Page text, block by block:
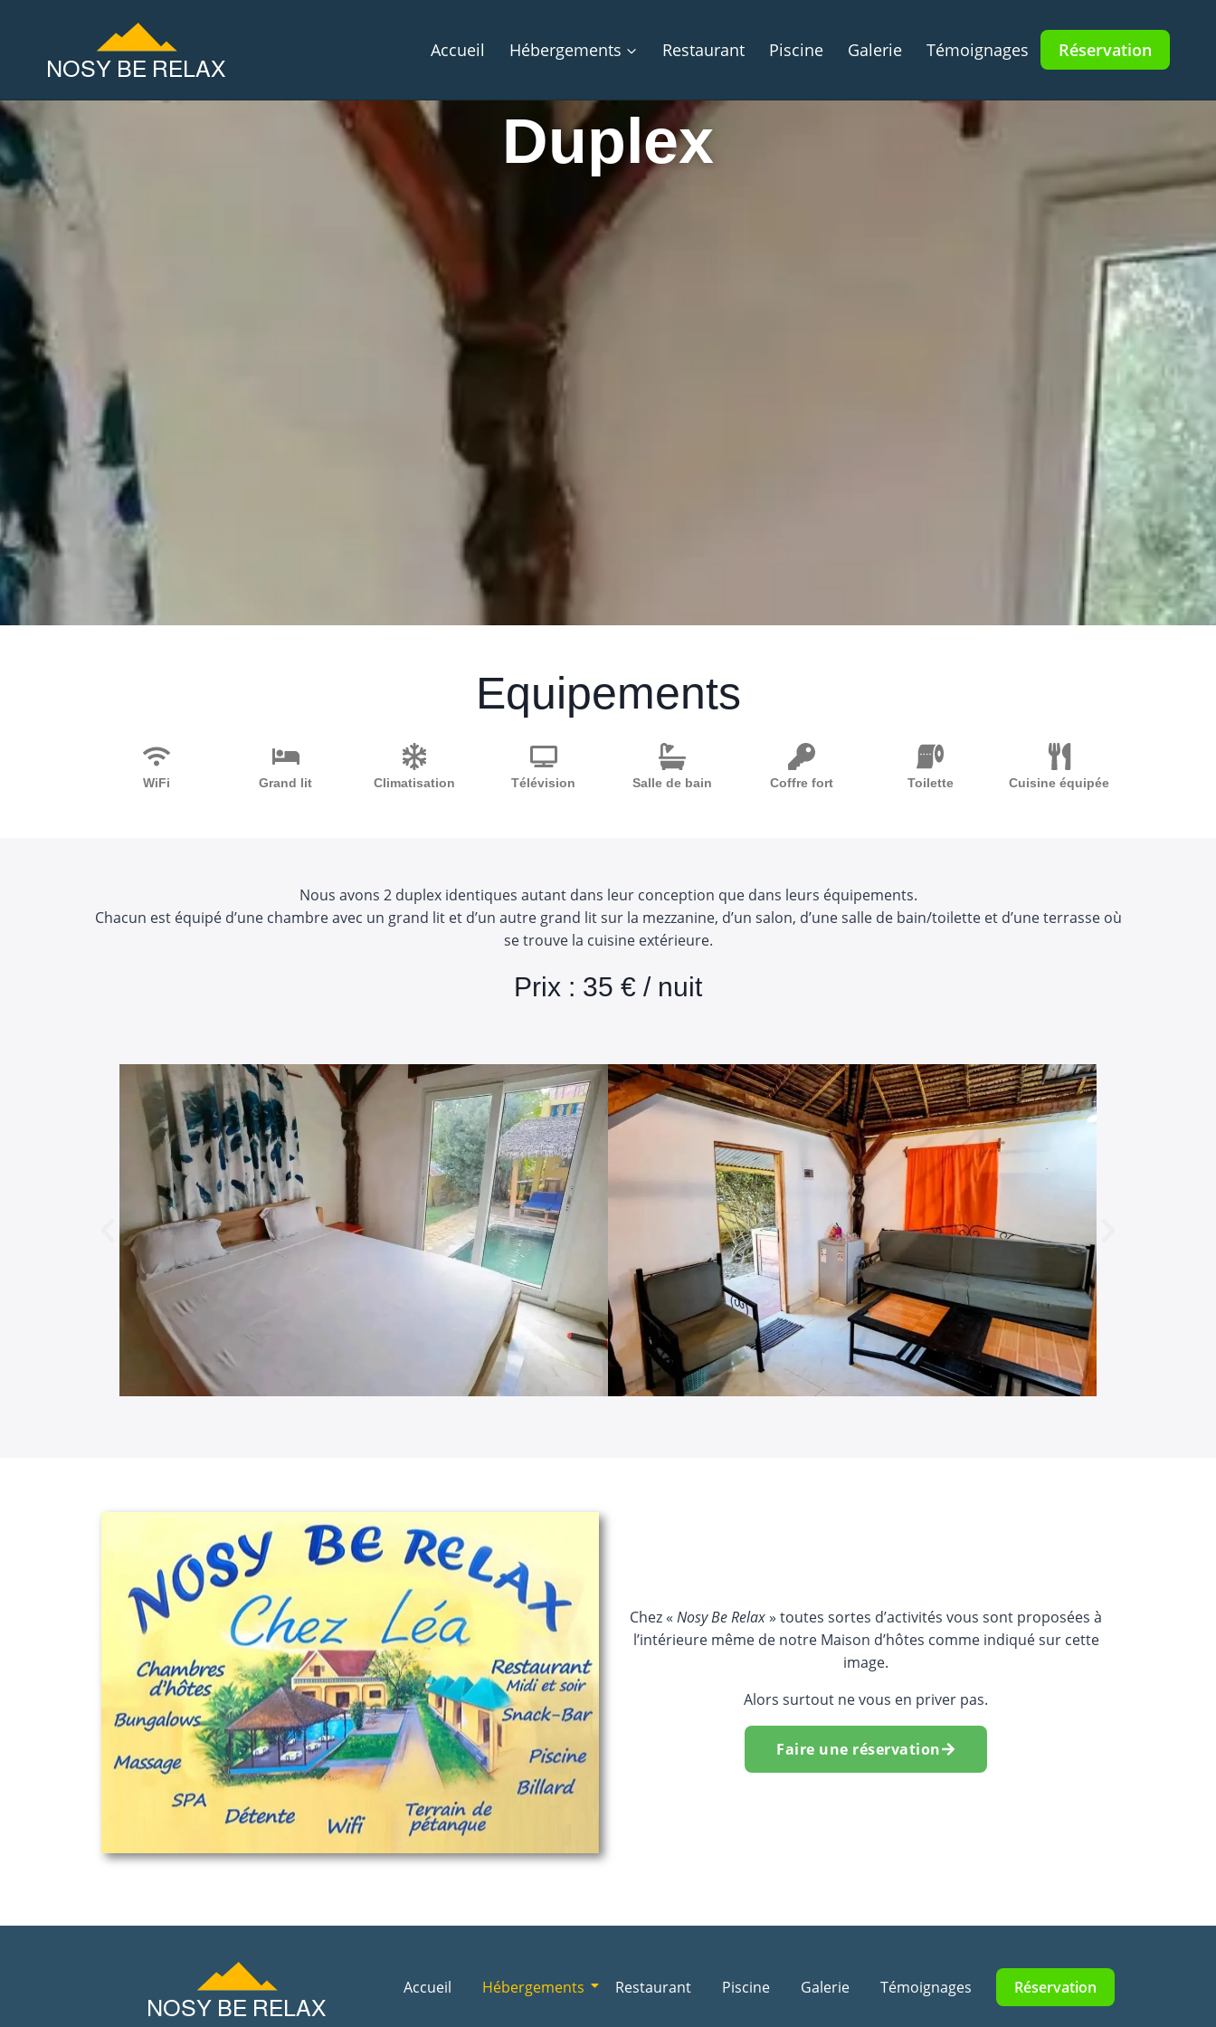
Accueil Hébergements Restaurant Piscine Galerie Témoignages Réservation
Duplex
Equipements
WiFi Grand lit Climatisation Télévision Salle de bain Coffre fort Toilette Cuisine équipée
Nous avons 2 duplex identiques autant dans leur conception que dans leurs équipements.
Chacun est équipé d’une chambre avec un grand lit et d’un autre grand lit sur la mezzanine, d’un salon, d’une salle de bain/toilette et d’une terrasse où
se trouve la cuisine extérieure.
Prix : 35 € / nuit
Chez « Nosy Be Relax» toutes sortes d’activités vous sont proposées à
l’intérieure même de notre Maison d’hôtes comme indiqué sur cette
image.
Alors surtout ne vous en priver pas.
Faire une réservation
Accueil Hébergements Restaurant Piscine Galerie Témoignages Réservation